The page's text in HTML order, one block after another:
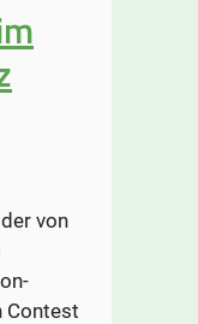
von
Contest